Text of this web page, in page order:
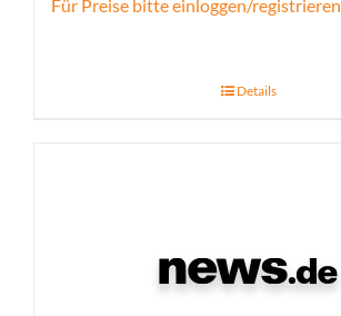
Für Preise bitte einloggen/registrieren
Details